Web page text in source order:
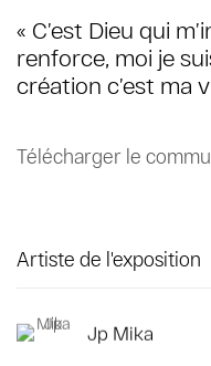
« C’est Dieu qui
renforce, moi je
création c’est ma
Télécharger le
Artiste de l'exposition
Jp Mika